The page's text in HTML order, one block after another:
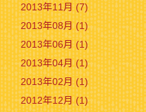
2013年11月 (7)
2013年08月 (1)
2013年06月 (1)
2013年04月 (1)
2013年02月 (1)
2012年12月 (1)